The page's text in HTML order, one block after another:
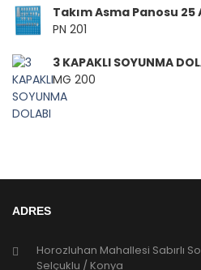
Takım Asma Panosu
PN 201
3 KAPAKLI SOYUNMA
MG 200
ADRES
Horozluhan Mahallesi Sabırlı
Selçuklu / Konya